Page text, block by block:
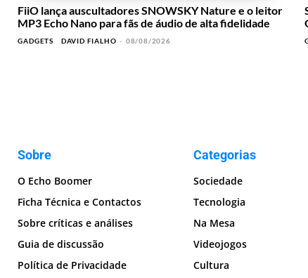
FiiO lança auscultadores SNOWSKY Nature e o leitor
MP3 Echo Nano para fãs de áudio de alta fidelidade
GADGETS DAVID FIALHO - 08/08/2026
Sobre
O Echo Boomer
Ficha Técnica e Contactos
Sobre críticas e análises
Guia de discussão
Política de Privacidade
Categorias
Sociedade
Tecnologia
Na Mesa
Videojogos
Cultura